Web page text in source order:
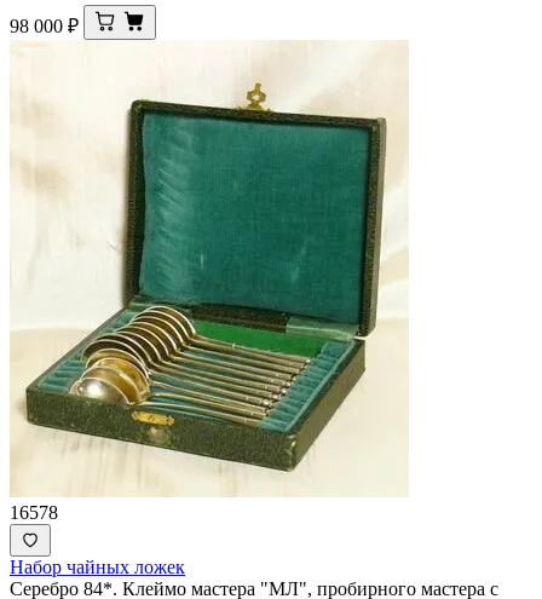
98 000 ₽
16578
Набор чайных ложек
Серебро 84*. Клеймо мастера "МЛ", пробирного мастера с